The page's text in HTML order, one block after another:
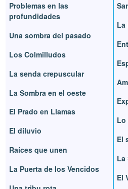
Problemas en las
profundidades
Una sombra del pasado
Los Colmilludos
La senda crepuscular
La Sombra en el oeste
El Prado en Llamas
El diluvio
Raíces que unen
La Puerta de los Vencidos
La
Lo
El
La
El